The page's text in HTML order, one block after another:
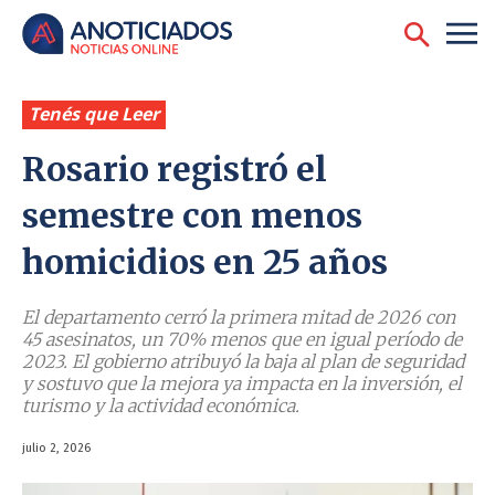
Tenés que Leer
Rosario registró el
semestre con menos
homicidios en 25 años
El departamento cerró la primera mitad de 2026 con
45 asesinatos, un 70% menos que en igual período de
2023. El gobierno atribuyó la baja al plan de seguridad
y sostuvo que la mejora ya impacta en la inversión, el
turismo y la actividad económica.
julio 2, 2026